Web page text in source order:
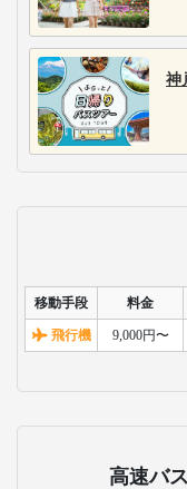
神
移動手段 料金
飛行機 9,000円〜
高速バ